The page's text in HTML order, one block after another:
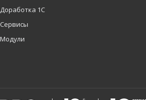
Доработка 1С
Сервисы
Модули